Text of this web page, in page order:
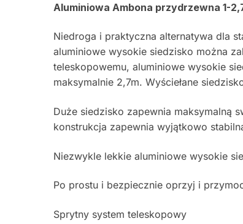
Aluminiowa Ambona przydrzewna 1-
Niedroga i praktyczna alternatywa dla
aluminiowe wysokie siedzisko można
teleskopowemu, aluminiowe wysokie
maksymalnie 2,7m. Wyściełane
Duże siedzisko zapewnia maksymalną
konstrukcja zapewnia wyjątkowo
Niezwykle lekkie aluminiowe wysokie
Po prostu i bezpiecznie oprzyj i
Sprytny system teleskopowy